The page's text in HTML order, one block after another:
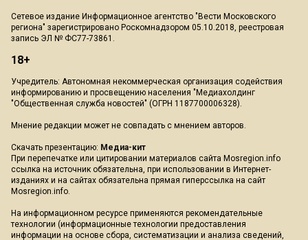
Сетевое издание Информационное агентство "Вести Московского
региона" зарегистрировано Роскомнадзором 05.10.2018, реестровая
запись ЭЛ № ФС77-73861.
18+
Учредитель: Автономная некоммерческая организация содействия
информированию и просвещению населения "Медиахолдинг
"Общественная служба новостей" (ОГРН 1187700006328).
Мнение редакции может не совпадать с мнением авторов.
Скачать презентацию: Медиа-кит
При перепечатке или цитировании материалов сайта Mosregion.info
ссылка на источник обязательна, при использовании в Интернет-
изданиях и на сайтах обязательна прямая гиперссылка на сайт
Mosregion.info.
На информационном ресурсе применяются рекомендательные
технологии (информационные технологии предоставления
информации на основе сбора, систематизации и анализа сведений,